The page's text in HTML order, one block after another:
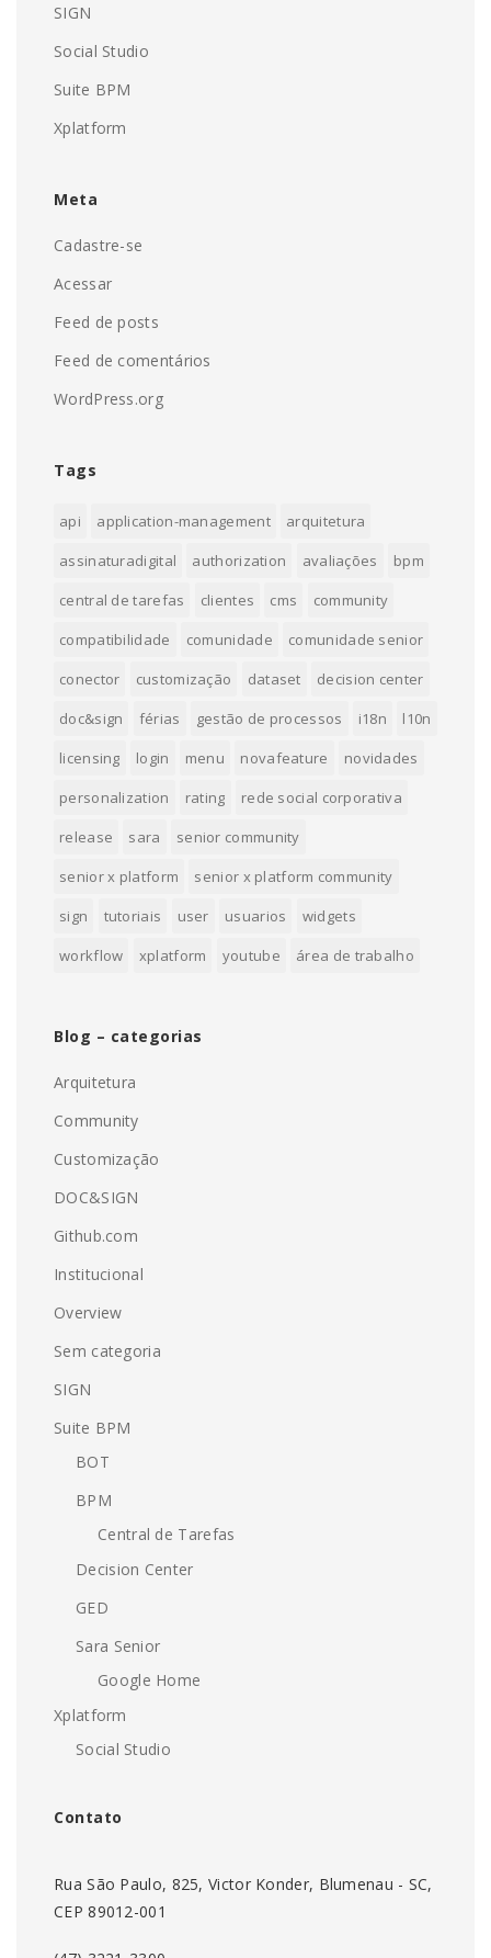
SIGN
Social Studio
Suite BPM
Xplatform
Meta
Cadastre-se
Acessar
Feed de posts
Feed de comentários
WordPress.org
Tags
api application-management
arquitetura
assinaturadigital
authorization avaliações
bpm
central de tarefas
clientes cms
community
compatibilidade
comunidade
comunidade senior
conector
customização dataset
decision center
doc&sign
férias gestão de processos i18n
l10n
licensing
login menu novafeature
novidades
personalization
rating
rede social corporativa
release
sara
senior community
senior x platform
senior x platform community
sign
tutoriais user usuarios
widgets
workflow
xplatform youtube área de trabalho
Blog – categorias
Arquitetura
Community
Customização
DOC&SIGN
Github.com
Institucional
Overview
Sem categoria
SIGN
Suite BPM
BOT
BPM
Central de Tarefas
Decision Center
GED
Sara Senior
Google Home
Xplatform
Social Studio
Contato
Rua São Paulo, 825, Victor Konder, Blumenau - SC,
CEP 89012-001